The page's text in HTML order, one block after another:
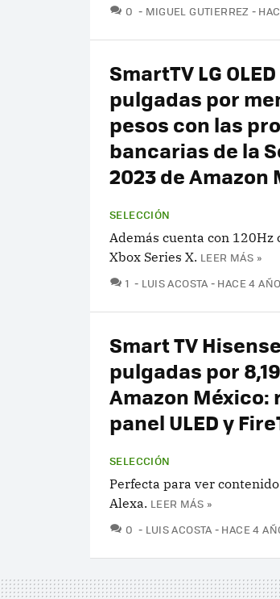
0 COMENTARIOS
MIGUEL GUTIERREZ
SmartTV LG
pulgadas por
pesos con las
bancarias de la
2023 de Amazon
SELECCIÓN
Además cuenta con 120Hz
Xbox Series X. LEER MÁS »
1 COMENTARIOS
LUIS ACOSTA HACE 4
Smart TV
pulgadas por
Amazon México:
panel ULED y
SELECCIÓN
Perfecta para ver
Alexa. LEER MÁS »
0 COMENTARIOS
LUIS ACOSTA HACE 4